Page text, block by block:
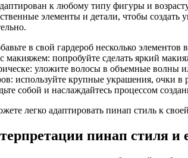
к любому типу фигуры и
элементы и детали, чтобы
в свой гардероб несколько
макияжем: попробуйте сделать яркий
уложите волосы в объемные волны
используйте крупные украшения, очки в
собой и наслаждайтесь процессом
легко адаптировать пинап стиль к
пинап стиля и